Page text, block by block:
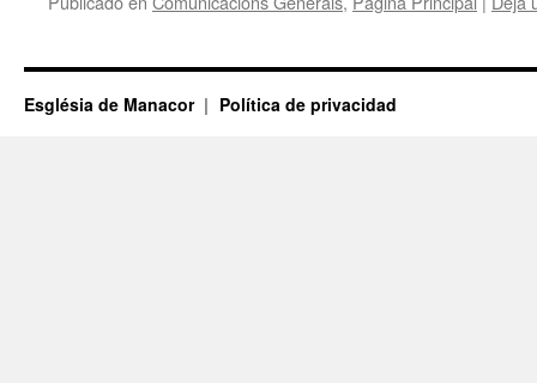
Església de Manacor Política de privacidad